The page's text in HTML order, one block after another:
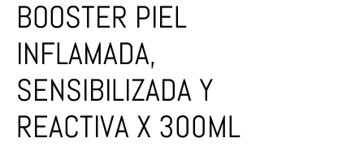
BOOSTER PIEL
INFLAMADA,
SENSIBILIZADA Y
REACTIVA X 300ML